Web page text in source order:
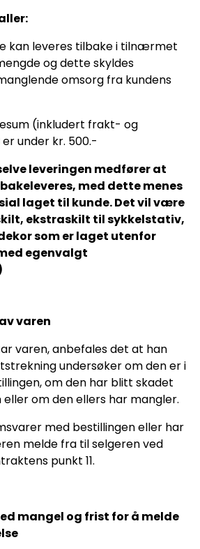
kan leveres tilbake i tilnærmet
og dette skyldes
omsorg fra kundens
(inkludert frakt- og
under kr. 500.-
leveringen medfører at
med dette menes
laget til kunde. Det vil være
ekstraskilt til sykkelstativ,
som er laget utenfor
egenvalgt
varen
varen, anbefales det at han
undersøker om den er i
om den har blitt skadet
om den ellers har mangler.
med bestillingen eller har
melde fra til selgeren ved
punkt 11.
mangel og frist for å melde